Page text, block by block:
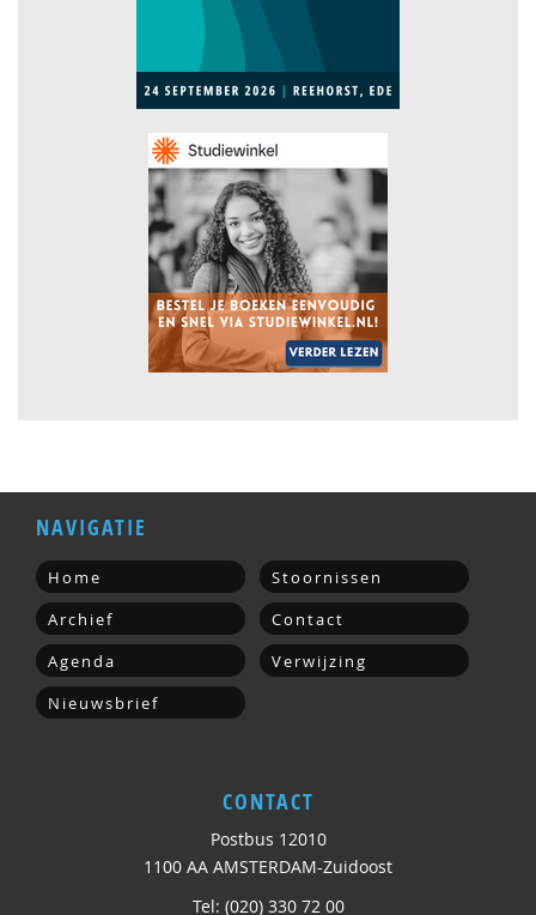
NAVIGATIE
Home
Stoornissen
Archief
Contact
Agenda
Verwijzing
Nieuwsbrief
CONTACT
Postbus 12010
1100 AA AMSTERDAM-Zuidoost
Tel: (020) 330 72 00